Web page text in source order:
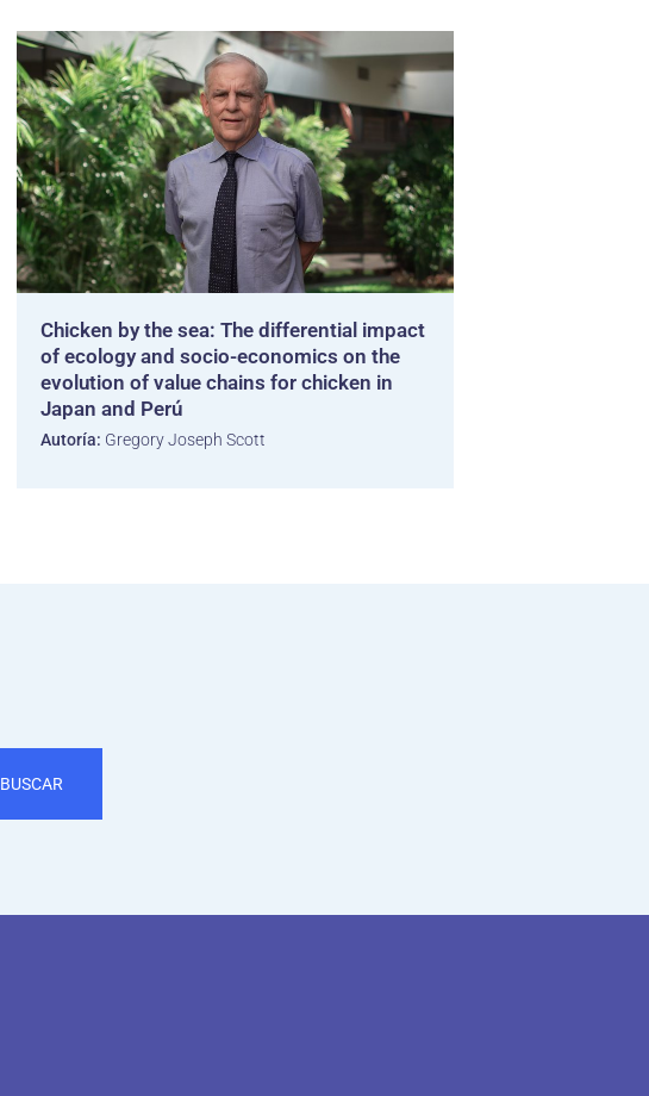
Chicken by the sea: The differential impact
of ecology and socio-economics on the
evolution of value chains for chicken in
Japan and Perú
Autoría: Gregory Joseph Scott
BUSCAR